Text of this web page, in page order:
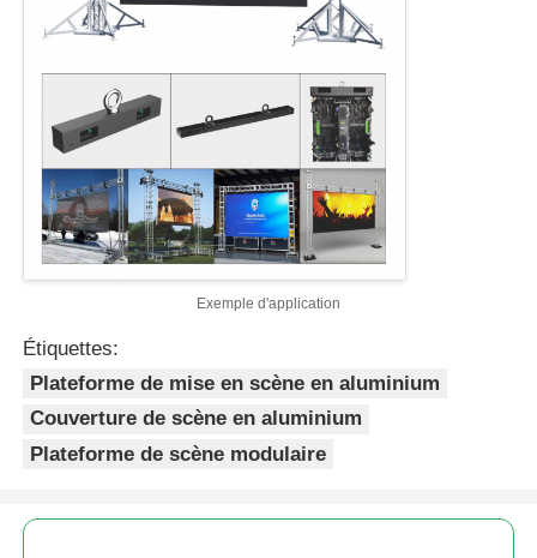
Exemple d'application
Étiquettes:
Plateforme de mise en scène en aluminium
Couverture de scène en aluminium
Plateforme de scène modulaire